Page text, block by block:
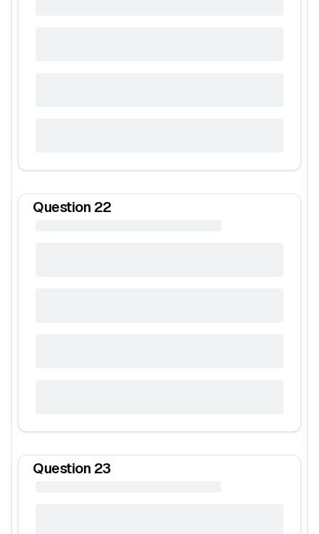
Question 22
Question 23